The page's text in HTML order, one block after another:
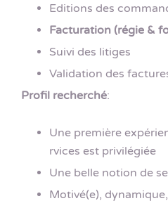
Editions des
Facturation (régie &
Suivi des litiges
Validation des
Profil recherché:
Une première
rvices est privilégiée
Une belle notion de
Motivé(e),